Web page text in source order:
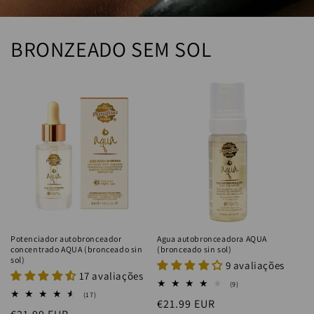
BRONZEADO SEM SOL
Potenciador autobronceador
concentrado AQUA (bronceado sin
sol)
17 avaliações
(17)
Agua autobronceadora AQUA
(bronceado sin sol)
9 avaliações
(9)
Precio
€21.99 EUR